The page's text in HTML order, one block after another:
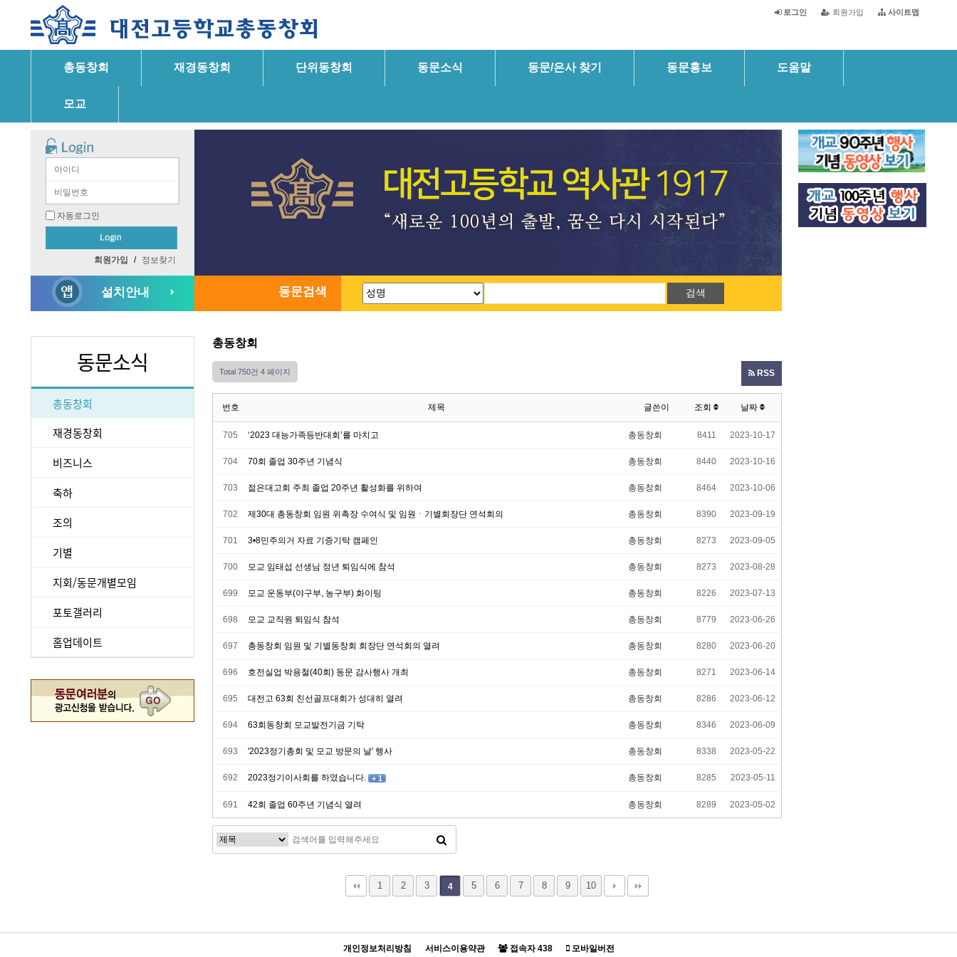
사이트맵
회원가입
로그인
총동창회 재경동창회 단위동창회 동문소식 동문/은사 찾기 동문홍보 도움말
모교
자동로그인
회원가입 / 정보찾기
설치안내
동문소식
총동창회
재경동창회
비즈니스
축하
조의
기별
지회/동문개별모임
포토갤러리
홈업데이트
동문검색 검색
총동창회
Total 750건 4 페이지 RSS
번호 제목 글쓴이 조회 날짜
705 ‘2023 대능가족등반대회’를 마치고 총동창회 8411 2023-10-17
704 70회 졸업 30주년 기념식 총동창회 8440 2023-10-16
703 젊은대고회 주최 졸업 20주년 활성화를 위하여 총동창회 8464 2023-10-06
702 제30대 총동창회 임원 위촉장 수여식 및 임원ㆍ기별회장단 연석회의 총동창회 8390 2023-09-19
701 3•8민주의거 자료 기증기탁 캠페인 총동창회 8273 2023-09-05
700 모교 임태섭 선생님 정년 퇴임식에 참석 총동창회 8273 2023-08-28
699 모교 운동부(야구부, 농구부) 화이팅 총동창회 8226 2023-07-13
698 모교 교직원 퇴임식 참석 총동창회 8779 2023-06-26
697 총동창회 임원 및 기별동창회 회장단 연석회의 열려 총동창회 8280 2023-06-20
696 호전실업 박용철(40회) 동문 감사행사 개최 총동창회 8271 2023-06-14
695 대전고 63회 친선골프대회가 성대히 열려 총동창회 8286 2023-06-12
694 63회동창회 모교발전기금 기탁 총동창회 8346 2023-06-09
693 '2023정기총회 및 모교 방문의 날' 행사 총동창회 8338 2023-05-22
692 2023정기이사회를 하였습니다. + 1 총동창회 8285 2023-05-11
691 42회 졸업 60주년 기념식 열려 총동창회 8289 2023-05-02
1 2 3 4 5 6 7 8 9 10
개인정보처리방침 서비스이용약관 접속자438 모바일버전